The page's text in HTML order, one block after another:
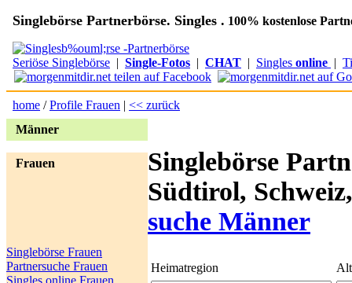
Singlebörse Partnerbörse. Singles . 100% kostenlose
Seriöse Singlebörse | Single-Fotos | CHAT | Singles online |
home /Profile Frauen | << zurück
Männer
Frauen
Singlebörse Frauen
Partnersuche Frauen
Singles online Frauen
Singlebörse
Südtirol,
suche Männer
Heimatregion